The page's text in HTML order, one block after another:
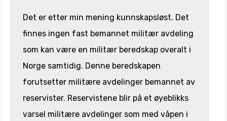
Det er etter min mening kunnskapsløst. Det
finnes ingen fast bemannet militær avdeling
som kan være en militær beredskap overalt i
Norge samtidig. Denne beredskapen
forutsetter militære avdelinger bemannet av
reservister. Reservistene blir på et øyeblikks
varsel militære avdelinger som med våpen i